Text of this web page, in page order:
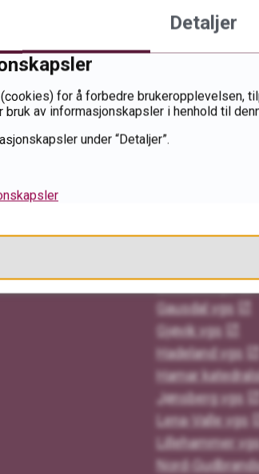
Elverum vgs
Gausdal vgs
Gjøvik vgs
Hadeland vgs
Hamar
Jønsberg vgs
Lena-Valle vgs
Lillehammer
Nord-
Detaljer
for å forbedre brukeropplevelsen,
av informasjonskapsler i henhold til
under “Detaljer”.